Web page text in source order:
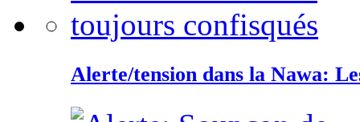
Alerte/tension dans la Nawa: